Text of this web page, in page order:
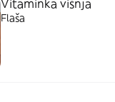
Vitaminka višnja
Flaša